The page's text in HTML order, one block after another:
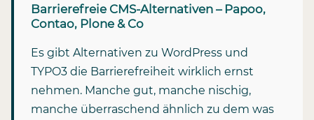
Barrierefreie CMS-Alternativen – Papoo,
Contao, Plone & Co
Es gibt Alternativen zu WordPress und
TYPO3 die Barrierefreiheit wirklich ernst
nehmen. Manche gut, manche nischig,
manche überraschend ähnlich zu dem was